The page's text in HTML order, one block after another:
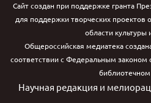
Сайт создан при поддержке гранта
для поддержки творческих проектов
области культуры
Общероссийская медиатека
соответствии с Федеральным законом
Научная редакция и